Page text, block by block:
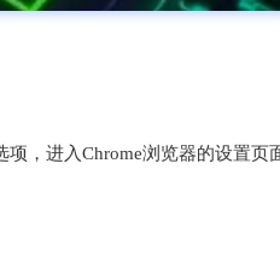
，进入Chrome浏览器的设置页